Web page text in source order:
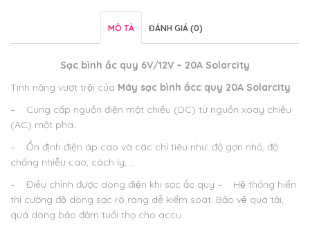
MÔ TẢ ĐÁNH GIÁ (0)
Sạc bình ắc quy 6V/12V – 20A Solarcity
Tính năng vượt trội của Máy sạc bình ắcc quy 20A Solarcity
– Cung cấp nguồn điện một chiều (DC) từ nguồn xoay chiều
(AC) một pha.
– Ổn định điện áp cao và các chỉ tiêu như: độ gợn nhỏ, độ
chống nhiễu cao, cách ly, …
– Điều chỉnh được dòng điện khi sạc ắc quy – Hệ thống hiển
thị cường độ dòng sạc rõ ràng dễ kiểm soát. Bảo vệ quá tải,
quá dòng bảo đảm tuổi thọ cho accu